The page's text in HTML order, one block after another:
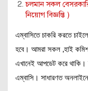
চলমান সকল
নিয়োগ বিজ্ঞপ্তি )
এম্বাসিতে চাকরি করতে
হবে। আমরা সকল ,হাই
এখানেই আপডেট করে থাকি।
এম্বাসি। সাধারণত